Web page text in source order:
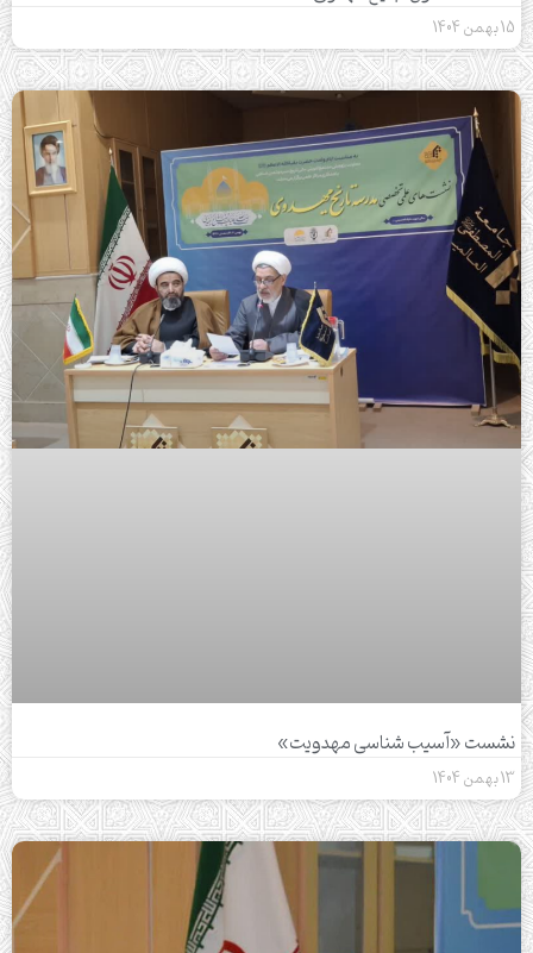
15 بهمن 1404
نشست «آسیب شناسی مهدویت»
13 بهمن 1404